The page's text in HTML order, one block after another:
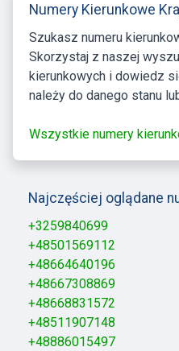
Numery Kierunkowe
Szukasz numeru
Skorzystaj z naszej
kierunkowych i dowiedz
należy do danego stanu
Wszystkie numery
Najczęściej oglądane
+3259840699
+48501569112
+48664640196
+48667308869
+48668831572
+48511907148
+48886015497